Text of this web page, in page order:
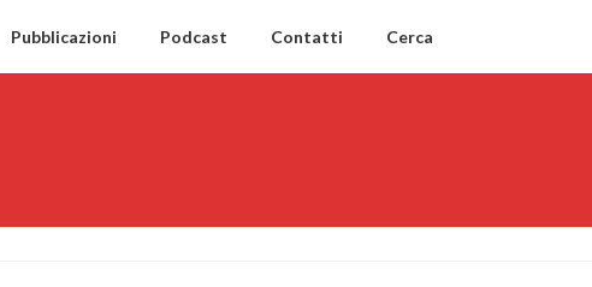
Pubblicazioni Podcast Contatti Cerca